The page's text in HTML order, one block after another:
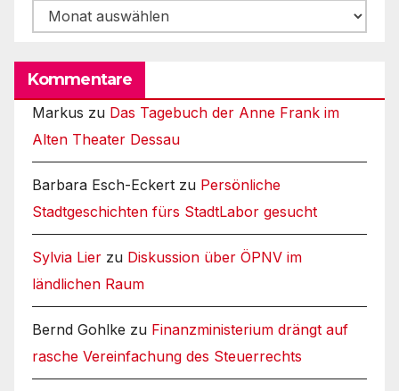
Archiv
Kommentare
Markus zu Das Tagebuch der Anne Frank im
Alten Theater Dessau
Barbara Esch-Eckert zu Persönliche
Stadtgeschichten fürs StadtLabor gesucht
Sylvia Lier zu Diskussion über ÖPNV im
ländlichen Raum
Bernd Gohlke zu Finanzministerium drängt auf
rasche Vereinfachung des Steuerrechts